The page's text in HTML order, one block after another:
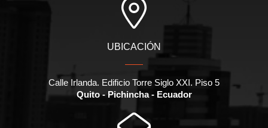
UBICACIÓN
Calle Irlanda. Edificio Torre Siglo XXI. Piso 5
Quito - Pichincha - Ecuador